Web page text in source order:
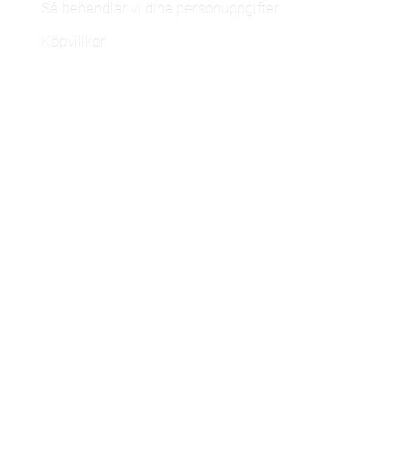
Så behandlar vi dina personuppgifter
Köpvillkor